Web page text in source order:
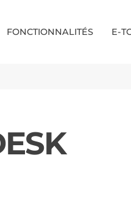
FONCTIONNALITÉS E-